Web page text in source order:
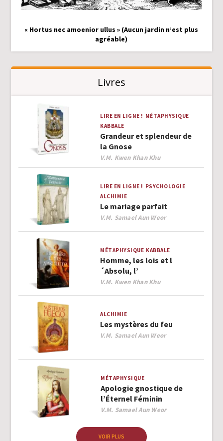
« Hortus nec amoenior ullus » (Aucun jardin n’est plus
agréable)
Livres
LIRE EN LIGNE ! MÉTAPHYSIQUE
KABBALE
Grandeur et splendeur de
la Gnose
Author
V.M. Kwen Khan Khu
LIRE EN LIGNE ! PSYCHOLOGIE
ALCHIMIE
Le mariage parfait
Author
V.M. Samael Aun Weor
MÉTAPHYSIQUE KABBALE
Homme, les lois et l
´Absolu, l’
Author
V.M. Kwen Khan Khu
ALCHIMIE
Les mystères du feu
Author
V.M. Samael Aun Weor
MÉTAPHYSIQUE
Apologie gnostique de
l’Éternel Féminin
Author
V.M. Samael Aun Weor
VOIR PLUS